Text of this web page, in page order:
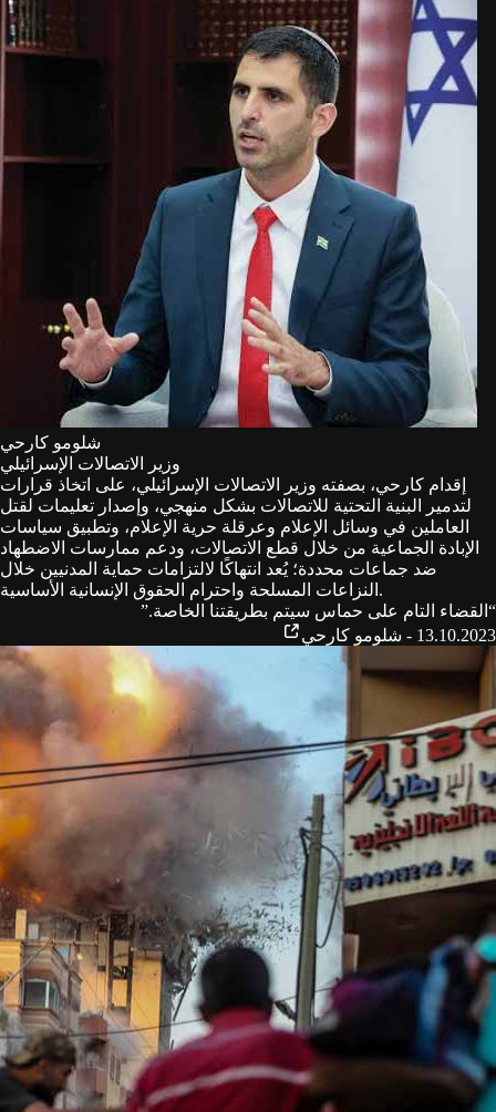
شلومو كارحي
وزير الاتصالات الإسرائيلي
إقدام كارحي، بصفته وزير الاتصالات الإسرائيلي، على اتخاذ قرارات
لتدمير البنية التحتية للاتصالات بشكل منهجي، وإصدار تعليمات لقتل
العاملين في وسائل الإعلام وعرقلة حرية الإعلام، وتطبيق سياسات
الإبادة الجماعية من خلال قطع الاتصالات، ودعم ممارسات الاضطهاد
ضد جماعات محددة؛ يُعد انتهاكًا لالتزامات حماية المدنيين خلال
النزاعات المسلحة واحترام الحقوق الإنسانية الأساسية.
“ القضاء التام على حماس سيتم بطريقتنا الخاصة.”
13.10.2023 - شلومو كارحي